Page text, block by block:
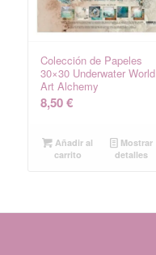
Colección de Papeles
30×30 Underwater World
Art Alchemy
8,50€
Añadir al
carrito
Mostrar
detalles